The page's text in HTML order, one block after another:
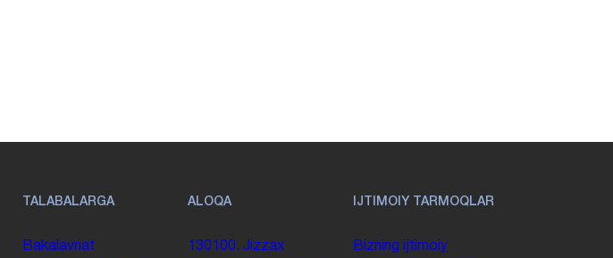
TALABALARGA
Bakalavriat
ALOQA
130100. Jizzax
IJTIMOIY TARMOQLAR
Bizning ijtimoiy